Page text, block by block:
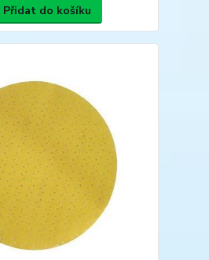
Přidat do košíku